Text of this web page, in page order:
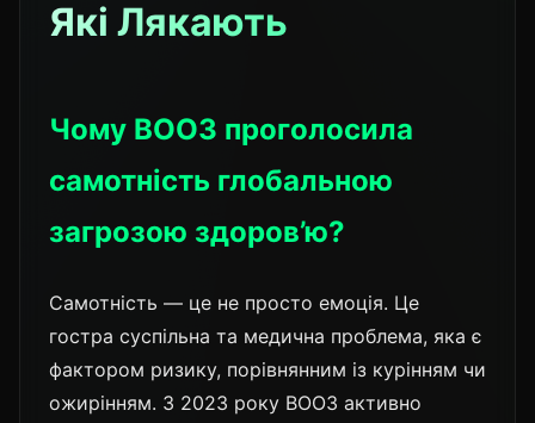
Які Лякають
Чому ВООЗ проголосила
самотність глобальною
загрозою здоров’ю?
Самотність — це не просто емоція. Це
гостра суспільна та медична проблема, яка є
фактором ризику, порівнянним із курінням чи
ожирінням. З 2023 року ВООЗ активно